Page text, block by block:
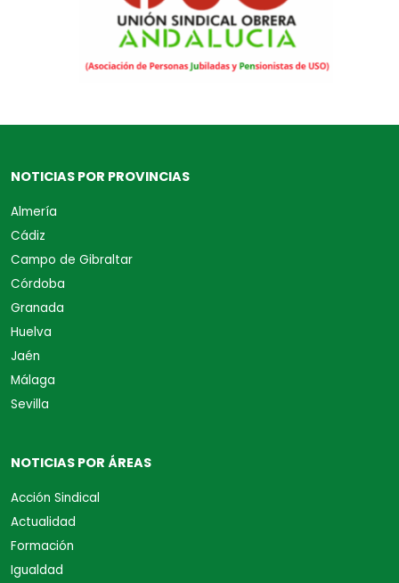
NOTICIAS POR PROVINCIAS
Almería
Cádiz
Campo de Gibraltar
Córdoba
Granada
Huelva
Jaén
Málaga
Sevilla
NOTICIAS POR ÁREAS
Acción Sindical
Actualidad
Formación
Igualdad